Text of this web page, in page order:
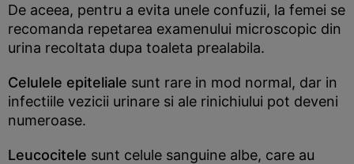
De aceea, pentru a evita unele confuzii, la femei se
recomanda repetarea examenului microscopic din
urina recoltata dupa toaleta prealabila.
Celulele epiteliale sunt rare in mod normal, dar in
infectiile vezicii urinare si ale rinichiului pot deveni
numeroase.
Leucocitele sunt celule sanguine albe, care au